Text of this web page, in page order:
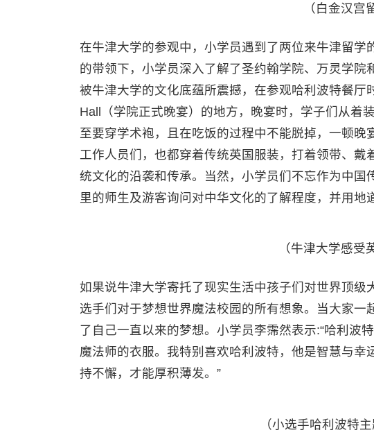
（白金汉宫
在牛津大学的参观中，小学员遇到了两位来牛津留学
的带领下，小学员深入了解了圣约翰学院、万灵学院
被牛津大学的文化底蕴所震撼，在参观哈利波特餐
Hall（学院正式晚宴）的地方，晚宴时，学子们从着
至要穿学术袍，且在吃饭的过程中不能脱掉，一顿
工作人员们，也都穿着传统英国服装，打着领带、
统文化的沿袭和传承。当然，小学员们不忘作为中
里的师生及游客询问对中华文化的了解程度，并用地
（牛津大学感受
如果说牛津大学寄托了现实生活中孩子们对世界顶
选手们对于梦想世界魔法校园的所有想象。当大家
了自己一直以来的梦想。小学员李霈然表示:“哈利波
魔法师的衣服。我特别喜欢哈利波特，他是智慧与
持不懈，才能厚积薄发。”
（小选手哈利波特主